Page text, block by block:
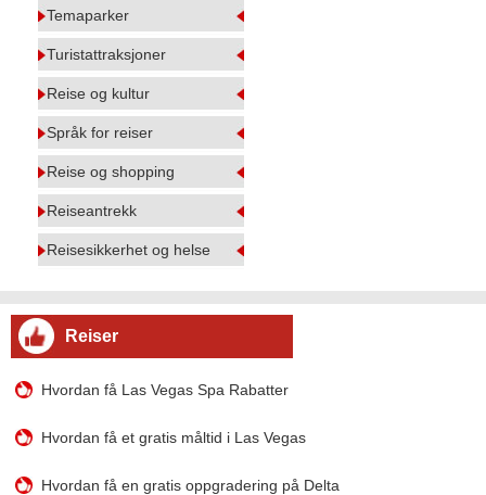
Temaparker
Turistattraksjoner
Reise og kultur
Språk for reiser
Reise og shopping
Reiseantrekk
Reisesikkerhet og helse
Reiser
Hvordan få Las Vegas Spa Rabatter
Hvordan få et gratis måltid i Las Vegas
Hvordan få en gratis oppgradering på Delta